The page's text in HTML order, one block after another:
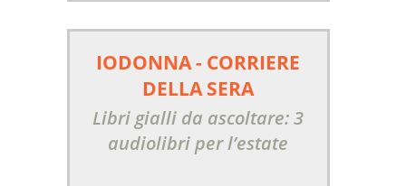
IODONNA - CORRIERE
DELLA SERA
Libri gialli da ascoltare: 3
audiolibri per l’estate